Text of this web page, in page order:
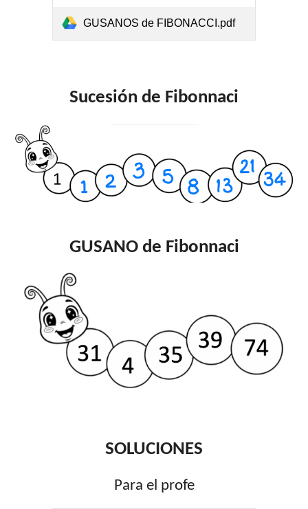
GUSANOS de FIBONACCI.pdf
Sucesión de Fibonnaci
GUSANOde Fibonnaci
SOLUCIONES
Para el profe